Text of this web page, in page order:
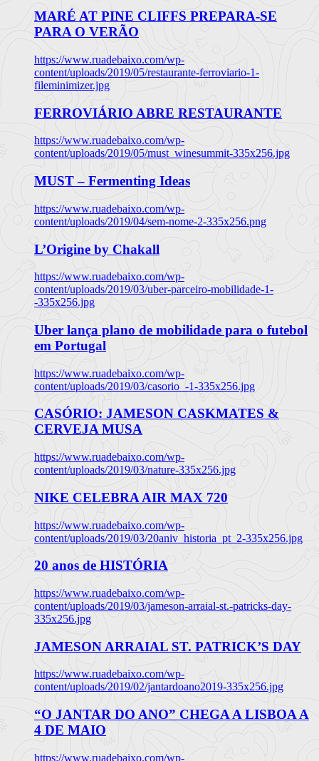
MARÉ AT PINE CLIFFS PREPARA-SE
PARA O VERÃO
https://www.ruadebaixo.com/wp-
content/uploads/2019/05/restaurante-ferroviario-1-
fileminimizer.jpg
FERROVIÁRIO ABRE RESTAURANTE
https://www.ruadebaixo.com/wp-
content/uploads/2019/05/must_winesummit-335x256.jpg
MUST – Fermenting Ideas
https://www.ruadebaixo.com/wp-
content/uploads/2019/04/sem-nome-2-335x256.png
L’Origine by Chakall
https://www.ruadebaixo.com/wp-
content/uploads/2019/03/uber-parceiro-mobilidade-1-
-335x256.jpg
Uber lança plano de mobilidade para o futebol
em Portugal
https://www.ruadebaixo.com/wp-
content/uploads/2019/03/casorio_-1-335x256.jpg
CASÓRIO: JAMESON CASKMATES &
CERVEJA MUSA
https://www.ruadebaixo.com/wp-
content/uploads/2019/03/nature-335x256.jpg
NIKE CELEBRA AIR MAX 720
https://www.ruadebaixo.com/wp-
content/uploads/2019/03/20aniv_historia_pt_2-335x256.jpg
20 anos de HISTÓRIA
https://www.ruadebaixo.com/wp-
content/uploads/2019/03/jameson-arraial-st.-patricks-day-
335x256.jpg
JAMESON ARRAIAL ST. PATRICK’S DAY
https://www.ruadebaixo.com/wp-
content/uploads/2019/02/jantardoano2019-335x256.jpg
“O JANTAR DO ANO” CHEGA A LISBOA A
4 DE MAIO
https://www.ruadebaixo.com/wp-